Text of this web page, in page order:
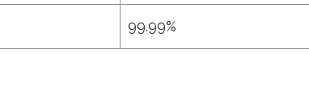
99.99%